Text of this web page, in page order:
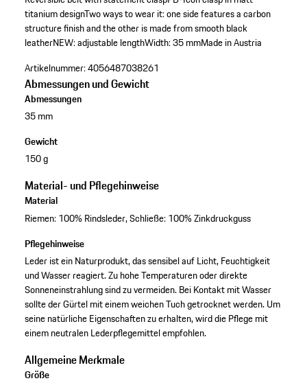
titanium designTwo ways to wear it: one side features a carbon
structure finish and the other is made from smooth black
leatherNEW: adjustable lengthWidth: 35 mmMade in Austria
Artikelnummer:4056487038261
Abmessungen und Gewicht
Abmessungen
35 mm
Gewicht
150 g
Material- und Pflegehinweise
Material
Riemen: 100% Rindsleder, Schließe: 100% Zinkdruckguss
Pflegehinweise
Leder ist ein Naturprodukt, das sensibel auf Licht, Feuchtigkeit
und Wasser reagiert. Zu hohe Temperaturen oder direkte
Sonneneinstrahlung sind zu vermeiden. Bei Kontakt mit Wasser
sollte der Gürtel mit einem weichen Tuch getrocknet werden. Um
seine natürliche Eigenschaften zu erhalten, wird die Pflege mit
einem neutralen Lederpflegemittel empfohlen.
Allgemeine Merkmale
Größe